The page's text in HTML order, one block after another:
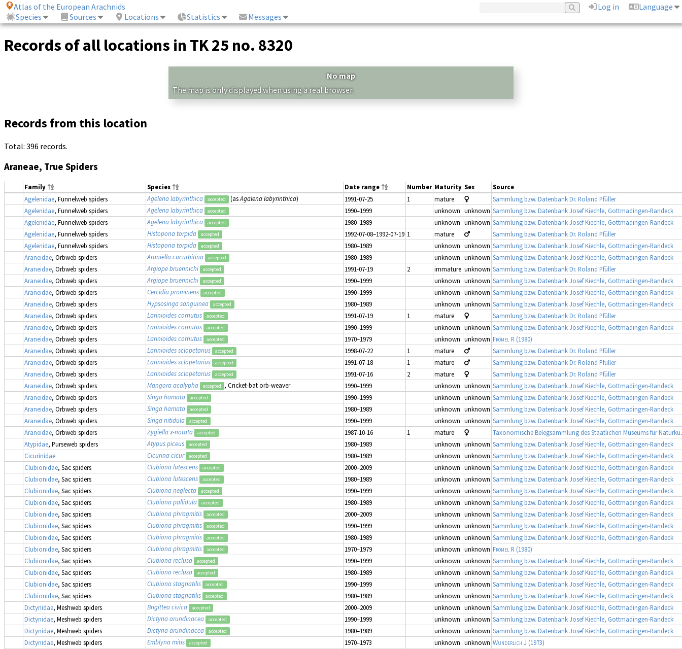
Atlas of the European Arachnids Log in
Language
Species
Sources Locations Statistics Messages
Records of all locations in TK 25 no. 8320
No map
The map is only displayed when using a real browser.
Records from this location
Total: 396 records.
Araneae, True Spiders
Family Species Date range Number Maturity Sex
Source
Agelenidae, Funnelweb spiders Agelena labyrinthica accepted (asAgalena labyrinthica) 1991-07-25 1 mature
Sammlung bzw. Datenbank Dr. Roland Pfüller
Agelenidae, Funnelweb spiders Agelena labyrinthica accepted 1990–1999 unknown unknown Sammlung bzw. Datenbank Josef Kiechle, Gottmadingen-Randeck
Agelenidae, Funnelweb spiders Agelena labyrinthica accepted 1980–1989 unknown unknown Sammlung bzw. Datenbank Josef Kiechle, Gottmadingen-Randeck
Agelenidae, Funnelweb spiders Histopona torpida accepted 1992-07-08–1992-07-19 1 mature
Sammlung bzw. Datenbank Dr. Roland Pfüller
Agelenidae, Funnelweb spiders Histopona torpida accepted 1980–1989 unknown unknown Sammlung bzw. Datenbank Josef Kiechle, Gottmadingen-Randeck
Araneidae, Orbweb spiders Araniella cucurbitina accepted 1980–1989 unknown unknown Sammlung bzw. Datenbank Josef Kiechle, Gottmadingen-Randeck
Araneidae, Orbweb spiders Argiope bruennichi accepted 1991-07-19 2 immature unknown Sammlung bzw. Datenbank Dr. Roland Pfüller
Araneidae, Orbweb spiders Argiope bruennichi accepted 1990–1999 unknown unknown Sammlung bzw. Datenbank Josef Kiechle, Gottmadingen-Randeck
Araneidae, Orbweb spiders Cercidia prominens accepted 1990–1999 unknown unknown Sammlung bzw. Datenbank Josef Kiechle, Gottmadingen-Randeck
Araneidae, Orbweb spiders Hypsosinga sanguinea accepted 1980–1989 unknown unknown Sammlung bzw. Datenbank Josef Kiechle, Gottmadingen-Randeck
Araneidae, Orbweb spiders Larinioides cornutus accepted 1991-07-19 1 mature
Sammlung bzw. Datenbank Dr. Roland Pfüller
Araneidae, Orbweb spiders Larinioides cornutus accepted 1990–1999 unknown unknown Sammlung bzw. Datenbank Josef Kiechle, Gottmadingen-Randeck
Araneidae, Orbweb spiders Larinioides cornutus accepted 1970–1979 unknown unknown Frömel R (1980)
Araneidae, Orbweb spiders Larinioides sclopetarius accepted 1998-07-22 1 mature
Sammlung bzw. Datenbank Dr. Roland Pfüller
Araneidae, Orbweb spiders Larinioides sclopetarius accepted 1991-07-18 1 mature
Sammlung bzw. Datenbank Dr. Roland Pfüller
Araneidae, Orbweb spiders Larinioides sclopetarius accepted 1991-07-16 2 mature
Sammlung bzw. Datenbank Dr. Roland Pfüller
Araneidae, Orbweb spiders Mangora acalypha accepted , Cricket-bat orb-weaver 1990–1999 unknown unknown Sammlung bzw. Datenbank Josef Kiechle, Gottmadingen-Randeck
Araneidae, Orbweb spiders Singa hamata accepted 1990–1999 unknown unknown Sammlung bzw. Datenbank Josef Kiechle, Gottmadingen-Randeck
Araneidae, Orbweb spiders Singa hamata accepted 1980–1989 unknown unknown Sammlung bzw. Datenbank Josef Kiechle, Gottmadingen-Randeck
Araneidae, Orbweb spiders Singa nitidula accepted 1990–1999 unknown unknown Sammlung bzw. Datenbank Josef Kiechle, Gottmadingen-Randeck
Araneidae, Orbweb spiders Zygiella x-notata accepted 1987-10-16 1 mature
Atypidae, Purseweb spiders Atypus piceus accepted 1980–1989 unknown unknown Sammlung bzw. Datenbank Josef Kiechle, Gottmadingen-Randeck
Cicurinidae
Cicurina cicur accepted 1980–1989 unknown unknown Sammlung bzw. Datenbank Josef Kiechle, Gottmadingen-Randeck
Clubionidae, Sac spiders Clubiona lutescens accepted 2000–2009 unknown unknown Sammlung bzw. Datenbank Josef Kiechle, Gottmadingen-Randeck
Clubionidae, Sac spiders Clubiona lutescens accepted 1980–1989 unknown unknown Sammlung bzw. Datenbank Josef Kiechle, Gottmadingen-Randeck
Clubionidae, Sac spiders Clubiona neglecta accepted 1990–1999 unknown unknown Sammlung bzw. Datenbank Josef Kiechle, Gottmadingen-Randeck
Clubionidae, Sac spiders Clubiona pallidula accepted 1980–1989 unknown unknown Sammlung bzw. Datenbank Josef Kiechle, Gottmadingen-Randeck
Clubionidae, Sac spiders Clubiona phragmitis accepted 2000–2009 unknown unknown Sammlung bzw. Datenbank Josef Kiechle, Gottmadingen-Randeck
Clubionidae, Sac spiders Clubiona phragmitis accepted 1990–1999 unknown unknown Sammlung bzw. Datenbank Josef Kiechle, Gottmadingen-Randeck
Clubionidae, Sac spiders Clubiona phragmitis accepted 1980–1989 unknown unknown Sammlung bzw. Datenbank Josef Kiechle, Gottmadingen-Randeck
Clubionidae, Sac spiders Clubiona phragmitis accepted 1970–1979 unknown unknown Frömel R (1980)
Clubionidae, Sac spiders Clubiona reclusa accepted 1990–1999 unknown unknown Sammlung bzw. Datenbank Josef Kiechle, Gottmadingen-Randeck
Clubionidae, Sac spiders Clubiona reclusa accepted 1980–1989 unknown unknown Sammlung bzw. Datenbank Josef Kiechle, Gottmadingen-Randeck
Clubionidae, Sac spiders Clubiona stagnatilis accepted 1990–1999 unknown unknown Sammlung bzw. Datenbank Josef Kiechle, Gottmadingen-Randeck
Clubionidae, Sac spiders Clubiona stagnatilis accepted 1980–1989 unknown unknown Sammlung bzw. Datenbank Josef Kiechle, Gottmadingen-Randeck
Dictynidae, Meshweb spiders Brigittea civica accepted 2000–2009 unknown unknown Sammlung bzw. Datenbank Josef Kiechle, Gottmadingen-Randeck
Dictynidae, Meshweb spiders Dictyna arundinacea accepted 1990–1999 unknown unknown Sammlung bzw. Datenbank Josef Kiechle, Gottmadingen-Randeck
Dictynidae, Meshweb spiders Dictyna arundinacea accepted 1980–1989 unknown unknown Sammlung bzw. Datenbank Josef Kiechle, Gottmadingen-Randeck
Dictynidae, Meshweb spiders Emblyna mitis accepted 1970–1973 unknown unknown Wunderlich J (1973)